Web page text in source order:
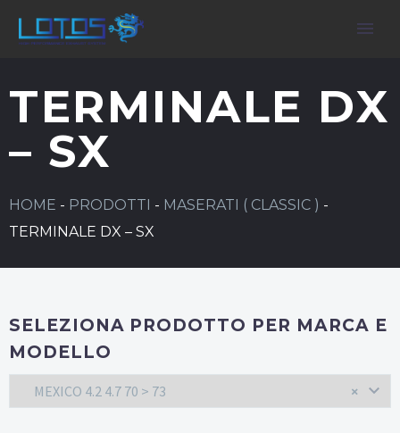
TERMINALE DX
– SX
HOME - PRODOTTI - MASERATI ( CLASSIC ) -
TERMINALE DX – SX
SELEZIONA PRODOTTO PER MARCA E
MODELLO
×
MEXICO 4.2 4.7 70 > 73